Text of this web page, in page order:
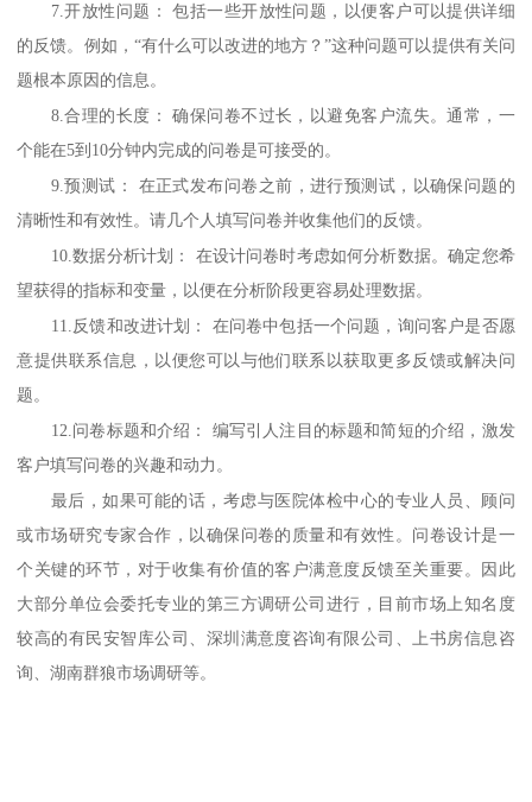
7. 开放性问题：
包括一些开放性问题，以便客户可以提供详细
的反馈。例如， “有什么可以改进的地方？”这种问题可以提供有关问
题根本原因的信息。
8. 合理的长度：
确保问卷不过长，以避免客户流失。通常，一
个能在5到 10分钟内完成的问卷是可接受的。
9. 预测试：
在正式发布问卷之前，进行预测试，以确保问题的
清晰性和有效性。请几个人填写问卷并收集他们的反馈。
10. 数据分析计划：
在设计问卷时考虑如何分析数据。确定您希
望获得的指标和变量，以便在分析阶段更容易处理数据。
11. 反馈和改进计划：
在问卷中包括一个问题，询问客户是否愿
意提供联系信息，以便您可以与他们联系以获取更多反馈或解决问
题。
12. 问卷标题和介绍：
编写引人注目的标题和简短的介绍，激发
客户填写问卷的兴趣和动力。
最后，如果可能的话，考虑与医院体检中心的专业人员、顾问
或市场研究专家合作，以确保问卷的质量和有效性。问卷设计是一
个关键的环节，对于收集有价值的客户满意度反馈至关重要。
因此
大部分单位会委托专业的第三方调研公司进行 ， 目前市场上知名度
较高的有民安智库公司、 深圳满意度咨询有限公司、
上书房信息咨
询 、湖南群狼市场调研等。